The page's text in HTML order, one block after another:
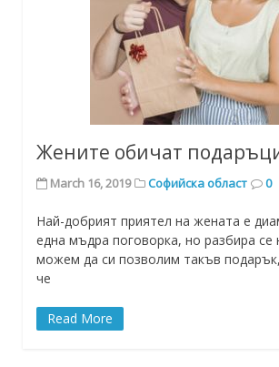
Жените обичат
March 16, 2019 Софийска област 0
Най-добрият приятел на жената е
една мъдра поговорка, но разбира се
можем да си позволим такъв
че
Read More